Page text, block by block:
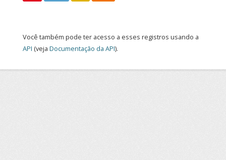
Você também pode ter acesso a esses registros usando a
API (veja Documentação da API).